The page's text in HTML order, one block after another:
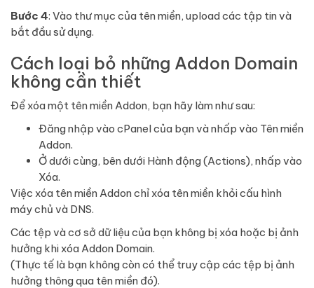
Bước 4: Vào thư mục của tên miền, upload các tập tin và
bắt đầu sử dụng.
Cách loại bỏ những Addon Domain
không cần thiết
Để xóa một tên miền Addon, bạn hãy làm như sau:
Đăng nhập vào cPanel của bạn và nhấp vào Tên miền
Addon.
Ở dưới cùng, bên dưới Hành động (Actions), nhấp vào
Xóa.
Việc xóa tên miền Addon chỉ xóa tên miền khỏi cấu hình
máy chủ và DNS.
Các tệp và cơ sở dữ liệu của bạn không bị xóa hoặc bị ảnh
hưởng khi xóa Addon Domain.
(Thực tế là bạn không còn có thể truy cập các tệp bị ảnh
hưởng thông qua tên miền đó).